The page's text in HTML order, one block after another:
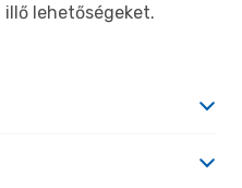
lehetőségeket.